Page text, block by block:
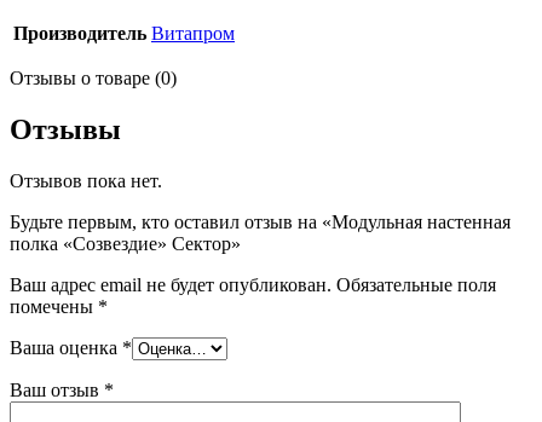
Производитель Витапром
Отзывы о товаре (0)
Отзывы
Отзывов пока нет.
Будьте первым, кто оставил отзыв на «Модульная настенная
полка «Созвездие» Сектор»
Ваш адрес email не будет опубликован. Обязательные поля
помечены *
Ваша оценка *
Ваш отзыв *